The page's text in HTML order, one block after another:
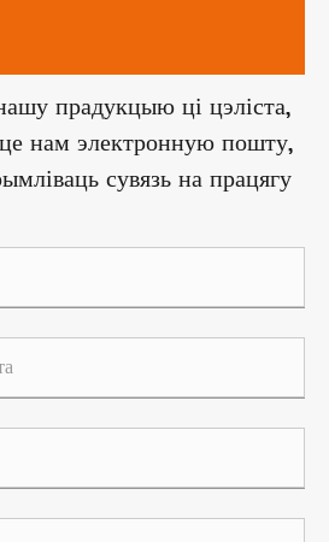
прадукцыю ці цэліста,
нам электронную пошту,
сувязь на працягу